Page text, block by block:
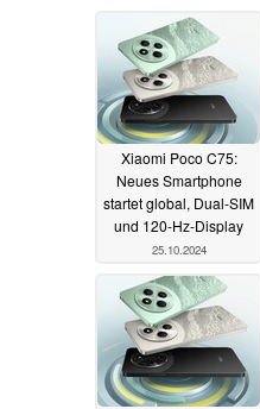
Xiaomi Poco C75:
Neues Smartphone
startet global, Dual-SIM
und 120-Hz-Display
25.10.2024